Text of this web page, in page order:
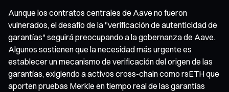
Aunque los contratos centrales de Aave no fueron
vulnerados, el desafío de la "verificación de autenticidad de
garantías" seguirá preocupando a la gobernanza de Aave.
Algunos sostienen que la necesidad más urgente es
establecer un mecanismo de verificación del origen de las
garantías, exigiendo a activos cross-chain como rsETH que
aporten pruebas Merkle en tiempo real de las garantías